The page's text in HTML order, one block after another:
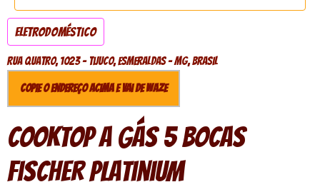
Eletrodoméstico
Rua quatro, 1023 - Tijuco, Esmeraldas - MG, Brasil
Copie o endereço acima e vai de Waze
Cooktop a Gás 5 Bocas
Fischer Platinium